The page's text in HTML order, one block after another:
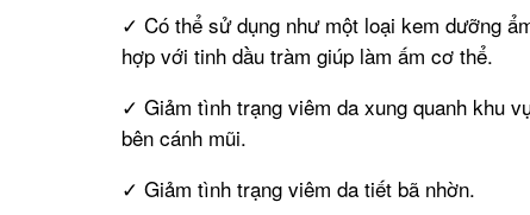
✓ Có thể sử dụng như một loại kem dưỡng
hợp với tinh dầu tràm giúp làm ấm cơ thể.
✓ Giảm tình trạng viêm da xung quanh khu
bên cánh mũi.
✓ Giảm tình trạng viêm da tiết bã nhờn.